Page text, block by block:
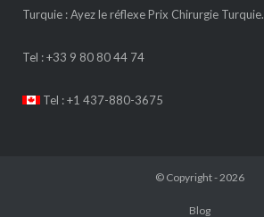
Turquie : Ayez le réflexe Prix Chirurgie Turquie.
Tel :+33 9 80 80 44 74
Tel : +1 437-880-3675
© Copyright - 2026
Blog